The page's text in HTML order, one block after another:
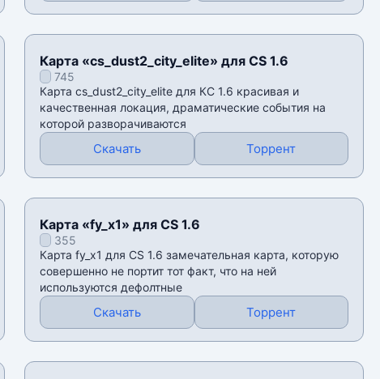
Карта «cs_dust2_city_elite» для CS 1.6
745
Карта cs_dust2_city_elite для КС 1.6 красивая и
качественная локация, драматические события на
которой разворачиваются
Скачать Торрент
Карта «fy_x1» для CS 1.6
355
Карта fy_x1 для CS 1.6 замечательная карта, которую
совершенно не портит тот факт, что на ней
используются дефолтные
Скачать Торрент